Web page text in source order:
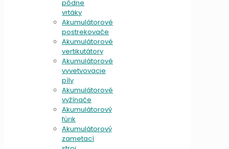
pôdne
vrtáky
Akumulátorové
postrekovače
Akumulátorové
vertikutátory
Akumulátorové
vyvetvovacie
píly
Akumulátorové
vyžínače
Akumulátorový
fúrik
Akumulátorový
zametací